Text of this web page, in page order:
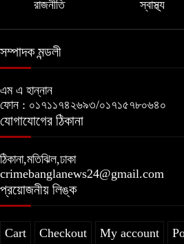
রাজনীতি
স্বাস্থ্য
সম্পাদক মন্ডলী
এম এ হান্নান
ফোন : ০১৭১১৭৪২৬৯৩/০১৭১৫৭৮০৬৪০
যোগাযোগের ঠিকানা
ঠিকানা,মতিঝিল,ঢাকা
crimebanglanews24@gmail.com
প্রয়োজনীয় লিঙ্ক
Cart Checkout My account